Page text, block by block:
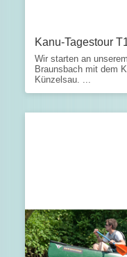
Kanu-Tagestour
Wir starten an
Braunsbach mit dem
Künzelsau. ...